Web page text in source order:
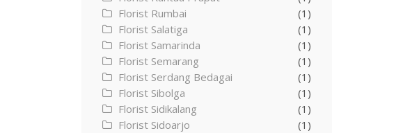
Florist Rumbai
(1)
Florist Salatiga
(1)
Florist Samarinda
(1)
Florist Semarang
(1)
Florist Serdang Bedagai
(1)
Florist Sibolga
(1)
Florist Sidikalang
(1)
Florist Sidoarjo
(1)